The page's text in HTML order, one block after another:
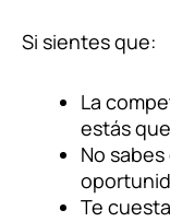
Si sientes que:
La
estás
No
Te